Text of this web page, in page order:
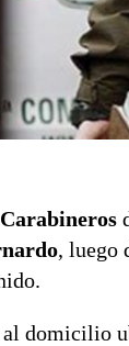
, luego
domicilio